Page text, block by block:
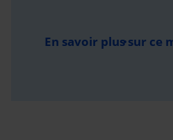
En savoir plus sur ce